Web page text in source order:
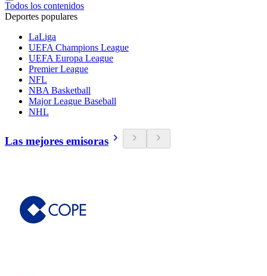
Todos los contenidos
Deportes populares
LaLiga
UEFA Champions League
UEFA Europa League
Premier League
NFL
NBA Basketball
Major League Baseball
NHL
Las mejores emisoras